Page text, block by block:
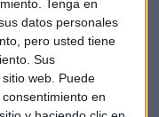
Tenga en
datos personales
pero usted tiene
Sus
web. Puede
en
tras ganar
previstos